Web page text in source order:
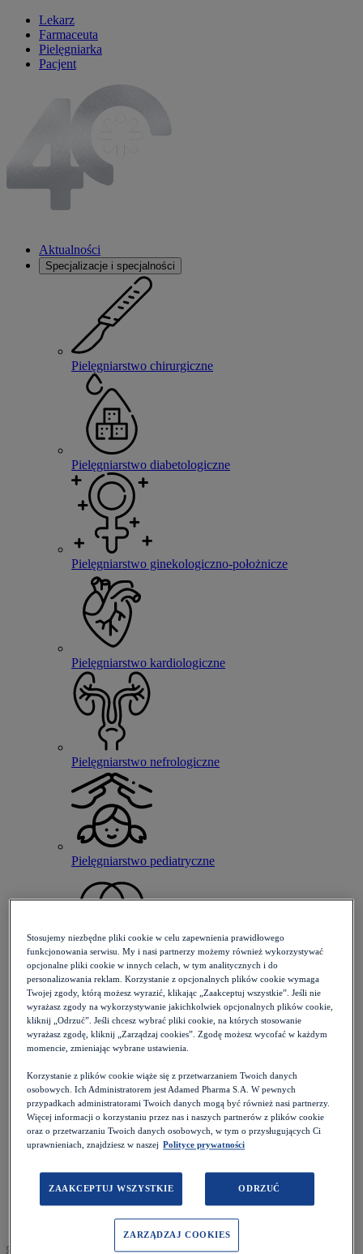
Lekarz
Farmaceuta
Pielęgniarka
Pacjent
Aktualności
Specjalizacje i specjalności
Pielęgniarstwo chirurgiczne
Pielęgniarstwo diabetologiczne
Pielęgniarstwo ginekologiczno-położnicze
Pielęgniarstwo kardiologiczne
Pielęgniarstwo nefrologiczne
Pielęgniarstwo pediatryczne
Pielęgniarstwo psychiatryczne
Prawo
Psychologia
Wideo i podcasty
Stosujemy niezbędne pliki cookie w celu zapewnienia prawidłowego
funkcjonowania serwisu. My i nasi partnerzy możemy również wykorzystywać
opcjonalne pliki cookie w innych celach, w tym analitycznych i do
personalizowania reklam. Korzystanie z opcjonalnych plików cookie wymaga
Twojej zgody, którą możesz wyrazić, klikając „Zaakceptuj wszystkie”. Jeśli nie
wyrażasz zgody na wykorzystywanie jakichkolwiek opcjonalnych plików cookie,
kliknij „Odrzuć”. Jeśli chcesz wybrać pliki cookie, na których stosowanie
wyrażasz zgodę, kliknij „Zarządzaj cookies”. Zgodę możesz wycofać w każdym
momencie, zmieniając wybrane ustawienia.
Korzystanie z plików cookie wiąże się z przetwarzaniem Twoich danych
osobowych. Ich Administratorem jest Adamed Pharma S.A. W pewnych
przypadkach administratorami Twoich danych mogą być również nasi partnerzy.
Więcej informacji o korzystaniu przez nas i naszych partnerów z plików cookie
oraz o przetwarzaniu Twoich danych osobowych, w tym o przysługujących Ci
uprawnieniach, znajdziesz w naszej Polityce prywatności
ZAAKCEPTUJ WSZYSTKIE ODRZUĆ
ZARZĄDZAJ COOKIES